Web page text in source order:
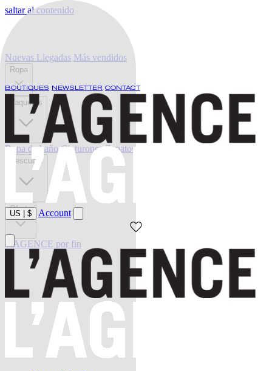
saltar al contenido
BOUTIQUES NEWSLETTER CONTACT
US $ Account
Nuevas Llegadas Más vendidos
Ropa
Vaqueros
Ropa de baño Cinturones Zapatos
Descubrir
Oferta
L'AGENCE por fin